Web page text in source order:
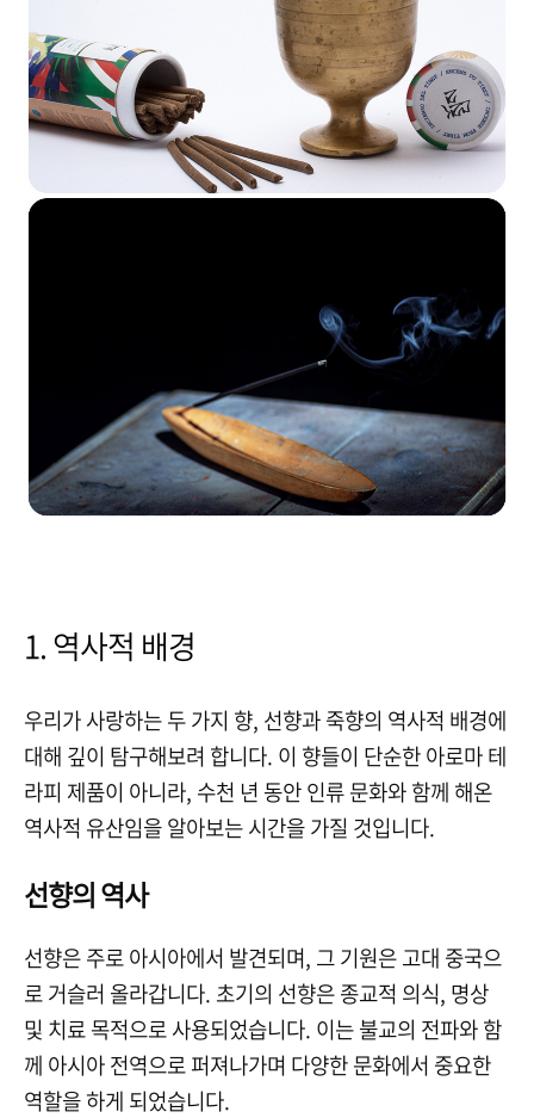
1. 역사적 배경
우리가 사랑하는 두 가지 향, 선향과 죽향의 역사적 배경에
대해 깊이 탐구해보려 합니다. 이 향들이 단순한 아로마 테
라피 제품이 아니라, 수천 년 동안 인류 문화와 함께 해온
역사적 유산임을 알아보는 시간을 가질 것입니다.
선향의 역사
선향은 주로 아시아에서 발견되며, 그 기원은 고대 중국으
로 거슬러 올라갑니다. 초기의 선향은 종교적 의식, 명상
및 치료 목적으로 사용되었습니다. 이는 불교의 전파와 함
께 아시아 전역으로 퍼져나가며 다양한 문화에서 중요한
역할을 하게 되었습니다.